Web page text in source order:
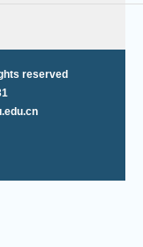
reserved